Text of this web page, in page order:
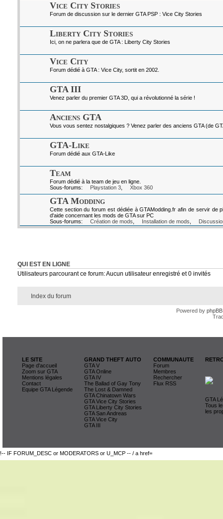
Vice City Stories
Forum de discussion sur le dernier GTA PSP : Vice City Stories
Liberty City Stories
Ici, on ne parlera que de GTA : Liberty City Stories
Vice City
Forum dédié à GTA : Vice City, sortit en 2002.
GTA III
Venez parler du premier GTA 3D, qui a révolutionné la série !
Anciens GTA
Vous vous sentez nostalgiques ? Venez parler des anciens GTA (de
GTA-Like
Forum dédié aux GTA-Like
Team
Forum dédié à la team de jeu en ligne.
Sous-forums:
Playstation 3, Xbox 360
GTA Modding
Cette section du forum est dédiée à GTAModding.fr afin de servir de
d'aide concernant les mods de GTA sur PC
Sous-forums:
Création de mods, Installation de mods,
QUI EST EN LIGNE
Utilisateurs parcourant ce forum: Aucun utilisateur enregistré et 0 invités
Index du forum
Powered by phpBB
LE SITE
Page d'accueil
Zoom sur GTA
Mentions légales
Contact
Equipe GTA Légende
GRAND THEFT AUTO
GTA V
GTA Online
GTA IV
The Ballad of Gay Tony
The Lost & Damned
GTA Chinatown Wars
GTA Vice City Stories
GTA Liberty City Stories
GTA San Andreas
GTA Vice City
GTA III
COMMUNAUTE
Forum
Membres
Rechercher
Flux RSS
GTA
Tous
les
!-- IF FORUM_DESC or MODERATORS or U_MCP -- / a href=